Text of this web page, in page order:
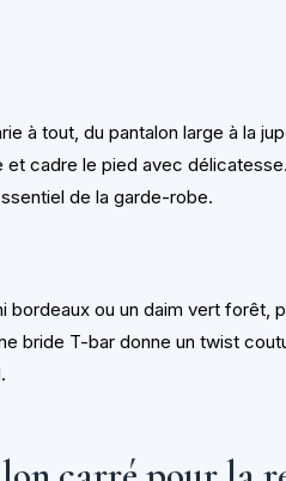
à tout, du pantalon large à la
cadre le pied avec
de la garde-robe.
bordeaux ou un daim vert forêt,
bride T-bar donne un twist